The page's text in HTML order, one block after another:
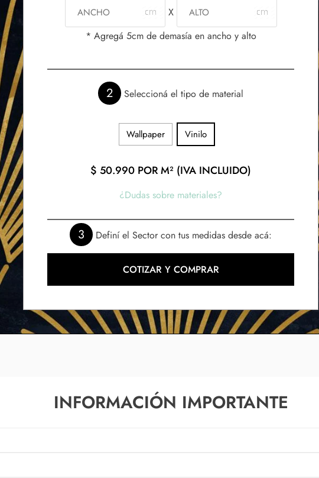
X
* Agregá 5cm de demasía en ancho y alto
2 Seleccioná el tipo de material
Wallpaper Vinilo
$ 50.990 POR M² (IVA INCLUIDO)
¿Dudas sobre materiales?
3 Definí el Sector con tus medidas desde acá:
COTIZAR Y COMPRAR
INFORMACIÓN IMPORTANTE